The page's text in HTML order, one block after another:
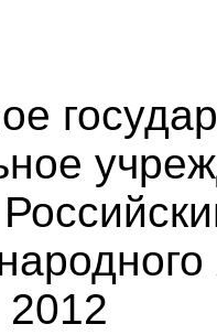
2012